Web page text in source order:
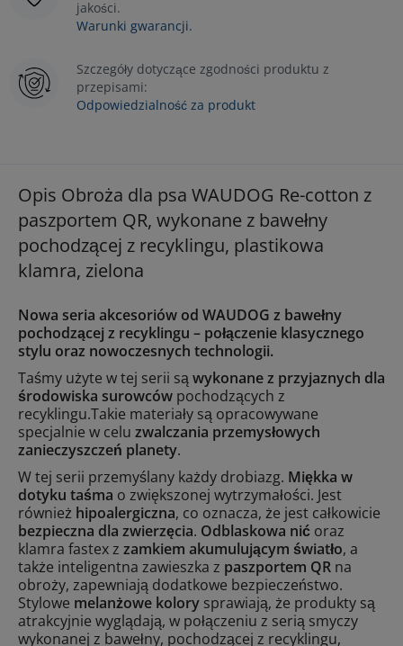
jakości.
Warunki gwarancji.
Szczegóły dotyczące zgodności produktu z
przepisami:
Odpowiedzialność za produkt
Opis Obroża dla psa WAUDOG Re-cotton z
paszportem QR, wykonane z bawełny
pochodzącej z recyklingu, plastikowa
klamra, zielona
Nowa seria akcesoriów od WAUDOG z bawełny
pochodzącej z recyklingu – połączenie klasycznego
stylu oraz nowoczesnych technologii.
Taśmy użyte w tej serii sąwykonane z przyjaznych dla
środowiska surowców pochodzących z
recyklingu.Takie materiały są opracowywane
specjalnie w celu zwalczania przemysłowych
zanieczyszczeń planety.
W tej serii przemyślany każdy drobiazg. Miękka w
dotyku taśma o zwiększonej wytrzymałości. Jest
również hipoalergiczna, co oznacza, że jest całkowicie
bezpieczna dla zwierzęcia. Odblaskowa nić oraz
klamra fastex z zamkiem akumulującym światło, a
także inteligentna zawieszka z paszportem QR na
obroży, zapewniają dodatkowe bezpieczeństwo.
Stylowe melanżowe kolory sprawiają, że produkty są
atrakcyjnie wyglądają, w połączeniu z serią smyczy
wykonanej z bawełny, pochodzącej z recyklingu,